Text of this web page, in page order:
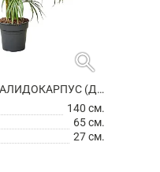
search
АРЕКА ХРИЗАЛИДОКАРПУС (ДИПСИС ЖЕЛТОВАТЫЙ)
140 см.
65 см.
27 см.